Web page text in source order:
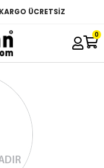
ÜCRETSİZ
0